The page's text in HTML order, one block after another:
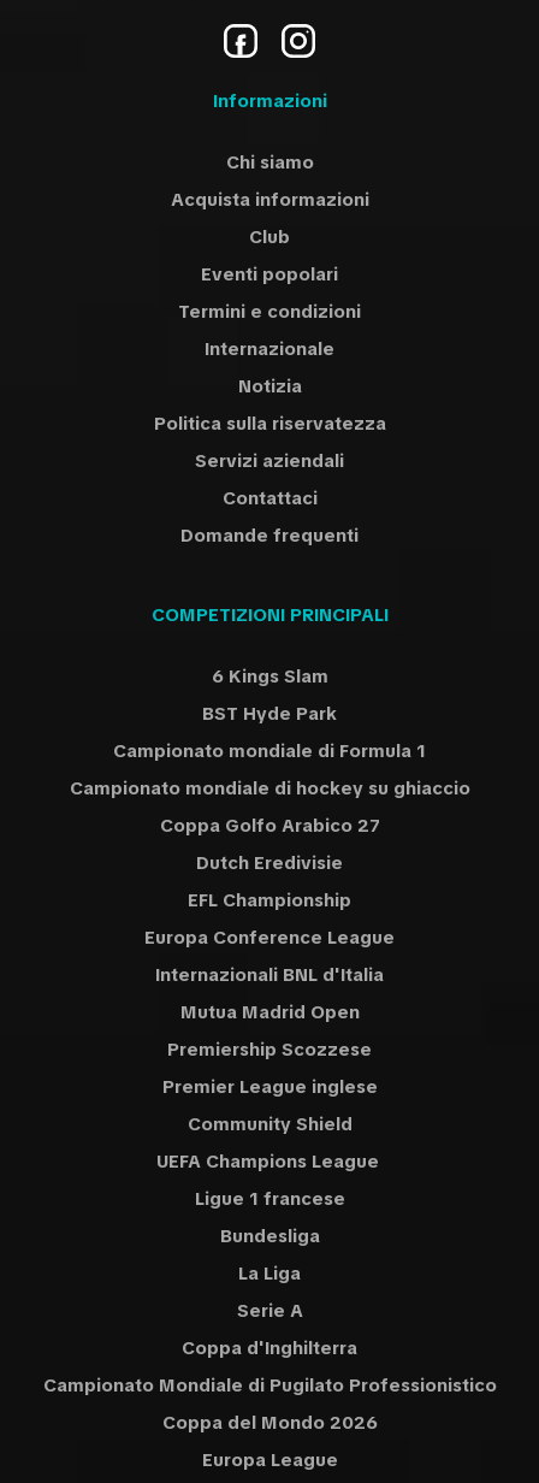
Informazioni
Chi siamo
Acquista informazioni
Сlub
Eventi popolari
Termini e condizioni
Internazionale
Notizia
Politica sulla riservatezza
Servizi aziendali
Contattaci
Domande frequenti
COMPETIZIONI PRINCIPALI
6 Kings Slam
BST Hyde Park
Campionato mondiale di Formula 1
Campionato mondiale di hockey su ghiaccio
Coppa Golfo Arabico 27
Dutch Eredivisie
EFL Championship
Europa Conference League
Internazionali BNL d'Italia
Mutua Madrid Open
Premiership Scozzese
Premier League inglese
Community Shield
UEFA Champions League
Ligue 1 francese
Bundesliga
La Liga
Serie A
Coppa d'Inghilterra
Campionato Mondiale di Pugilato Professionistico
Coppa del Mondo 2026
Europa League